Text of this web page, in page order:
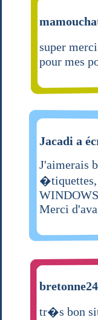
super
pour mes
Jacadi a
J'aimerais
�tiquettes,
Merci
tr�s bon